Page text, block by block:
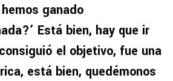
ganado
Está bien, hay que ir
el objetivo, fue una
está bien, quedémonos